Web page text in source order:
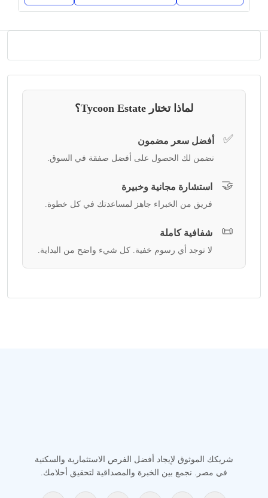
لماذا تختار Tycoon Estate؟
✅ أفضل سعر مضمون
نضمن لك الحصول على أفضل صفقة في السوق.
🤝 استشارة مجانية وخبيرة
فريق من الخبراء جاهز لمساعدتك في كل خطوة.
📜 شفافية كاملة
لا توجد أي رسوم خفية. كل شيء واضح من البداية.
شريكك الموثوق لإيجاد أفضل الفرص الاستثمارية والسكنية
في مصر. نجمع بين الخبرة والمصداقية لتحقيق أحلامك.